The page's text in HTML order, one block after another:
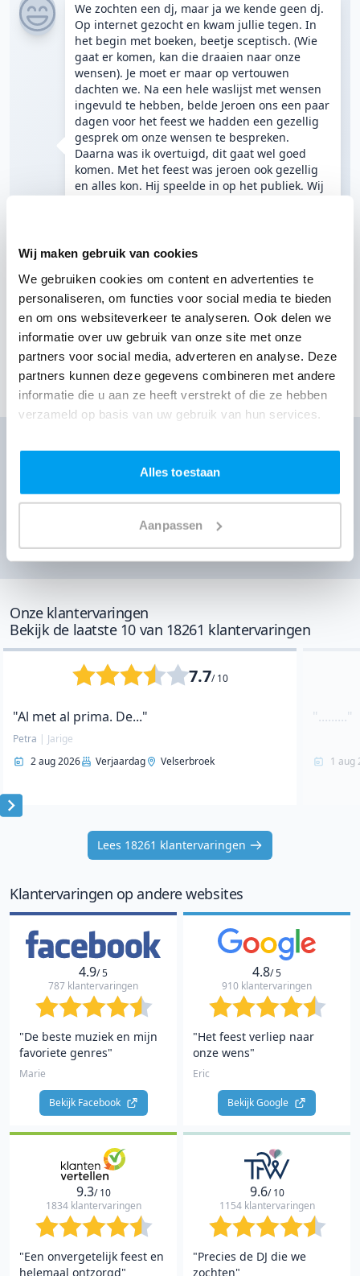
Wij maken gebruik van cookies
We gebruiken cookies om content en advertenties te
personaliseren, om functies voor social media te bieden
en om ons websiteverkeer te analyseren. Ook delen we
informatie over uw gebruik van onze site met onze
partners voor social media, adverteren en analyse. Deze
partners kunnen deze gegevens combineren met andere
informatie die u aan ze heeft verstrekt of die ze hebben
verzameld op basis van uw gebruik van hun services.
Alles toestaan
Aanpassen
We zochten een dj, maar ja we kende geen dj.
Op internet gezocht en kwam jullie tegen. In
het begin met boeken, beetje sceptisch. (Wie
gaat er komen, kan die draaien naar onze
wensen). Je moet er maar op vertouwen
dachten we. Na een hele waslijst met wensen
ingevuld te hebben, belde Jeroen ons een paar
dagen voor het feest we hadden een gezellig
gesprek om onze wensen te bespreken.
Daarna was ik overtuigd, dit gaat wel goed
komen. Met het feest was jeroen ook gezellig
en alles kon. Hij speelde in op het publiek. Wij
weer een feestje hebben, of iemand zoekt een
Stephanie| Jarige
28 feb 2026 Verjaardag DJ Jeroen
Elst
Herenboerderij De Hucht
Toon meer klantervaringen
DJ huren voor jouw feest?
Ontvang direct prijzen per WhatsApp of sms
Ga naar prijzen
Onze klantervaringen
Bekijk de laatste 10 van 18261 klantervaringen
7.7/ 10
"Al met al prima. De..."
Petra | Jarige
2 aug 2026
Verjaardag Velserbroek
"........."
1 aug
Item
Lees 18261 klantervaringen
Klantervaringen op andere websites
4.9/ 5
787 klantervaringen
"De beste muziek en mijn
favoriete genres"
Marie
Bekijk Facebook
4.8/ 5
910 klantervaringen
"Het feest verliep naar
onze wens"
Eric
Bekijk Google
9.3/ 10
1834 klantervaringen
"Een onvergetelijk feest en
helemaal ontzorgd"
9.6/ 10
1154 klantervaringen
"Precies de DJ die we
zochten"